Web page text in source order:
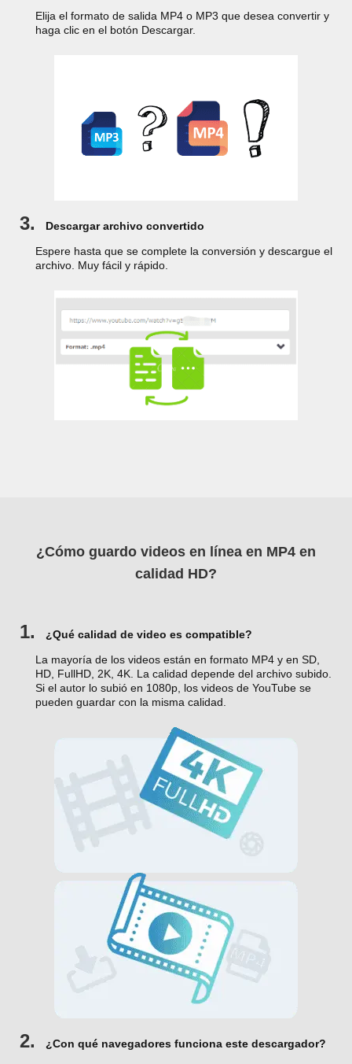
Elija el formato de salida MP4 o MP3 que desea convertir y
haga clic en el botón Descargar.
3.
Descargar archivo convertido
Espere hasta que se complete la conversión y descargue el
archivo. Muy fácil y rápido.
¿Cómo guardo videos en línea en MP4 en
calidad HD?
1.
¿Qué calidad de video es compatible?
La mayoría de los videos están en formato MP4 y en SD,
HD, FullHD, 2K, 4K. La calidad depende del archivo subido.
Si el autor lo subió en 1080p, los videos de YouTube se
pueden guardar con la misma calidad.
2.
¿Con qué navegadores funciona este descargador?